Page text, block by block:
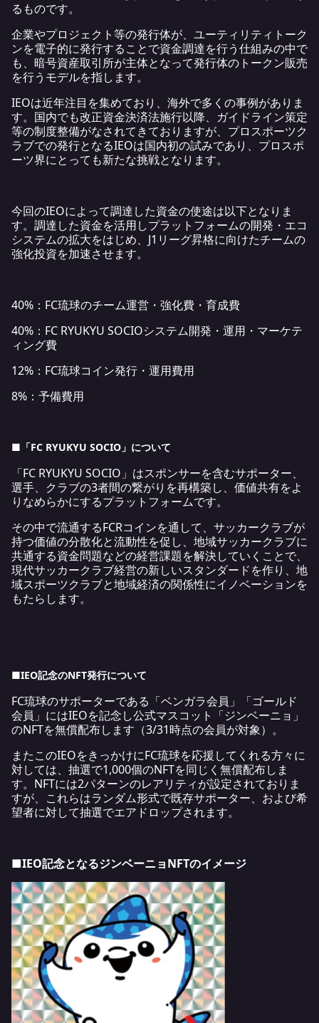
るものです。
企業やプロジェクト等の発行体が、ユーティリティトーク
ンを電子的に発行することで資金調達を行う仕組みの中で
も、暗号資産取引所が主体となって発行体のトークン販売
を行うモデルを指します。
IEOは近年注目を集めており、海外で多くの事例がありま
す。国内でも改正資金決済法施行以降、ガイドライン策定
等の制度整備がなされてきておりますが、プロスポーツク
ラブでの発行となるIEOは国内初の試みであり、プロスポ
ーツ界にとっても新たな挑戦となります。
今回のIEOによって調達した資金の使途は以下となりま
す。調達した資金を活用しプラットフォームの開発・エコ
システムの拡大をはじめ、J1リーグ昇格に向けたチームの
強化投資を加速させます。
40%：FC琉球のチーム運営・強化費・育成費
40%：FC RYUKYU SOCIOシステム開発・運用・マーケテ
ィング費
12%：FC琉球コイン発行・運用費用
8%：予備費用
■ 「FC RYUKYU SOCIO」について
「FC RYUKYU SOCIO」はスポンサーを含むサポーター、
選手、クラブの3者間の繋がりを再構築し、価値共有をよ
りなめらかにするプラットフォームです。
その中で流通するFCRコインを通して、サッカークラブが
持つ価値の分散化と流動性を促し、地域サッカークラブに
共通する資金問題などの経営課題を解決していくことで、
現代サッカークラブ経営の新しいスタンダードを作り、地
域スポーツクラブと地域経済の関係性にイノベーションを
もたらします。
■IEO記念のNFT発行について
FC琉球のサポーターである「ベンガラ会員」「ゴールド
会員」にはIEOを記念し公式マスコット「ジンベーニョ」
のNFTを無償配布します（3/31時点の会員が対象）。
またこのIEOをきっかけにFC琉球を応援してくれる方々に
対しては、抽選で1,000個のNFTを同じく無償配布しま
す。NFTには2パターンのレアリティが設定されておりま
すが、これらはランダム形式で既存サポーター、および希
望者に対して抽選でエアドロップされます。
■IEO記念となるジンベーニョNFTのイメージ